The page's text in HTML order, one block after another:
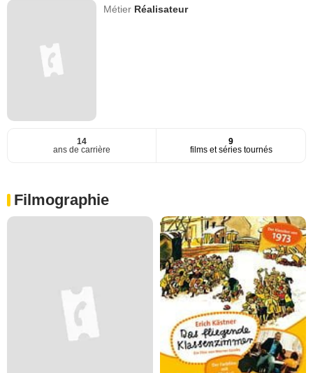
Métier Réalisateur
14
ans de carrière
9
films et séries tournés
Filmographie